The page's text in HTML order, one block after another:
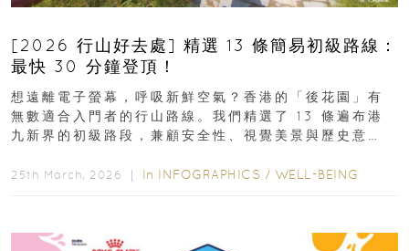
[2026 行山好去處] 精選 13 條簡易初級路線：
最快 30 分鐘登頂！
想遠離電子螢幕，呼吸新鮮空氣？香港的「後花園」有
無數適合入門者的行山路線。我們精選了 13 條遍布港
九新界的初級路段，兼顧安全性、視覺美景與歷史意
25th March, 2026 ｜ In INFOGRAPHICS / WELL-BEING